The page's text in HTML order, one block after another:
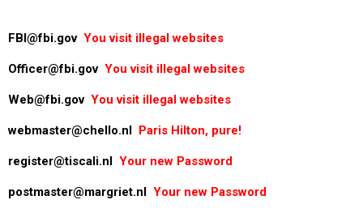
FBI@fbi.gov You visit illegal websites
Officer@fbi.gov You visit illegal websites
Web@fbi.gov You visit illegal websites
webmaster@chello.nl Paris Hilton, pure!
register@tiscali.nl Your new Password
postmaster@margriet.nl Your new Password